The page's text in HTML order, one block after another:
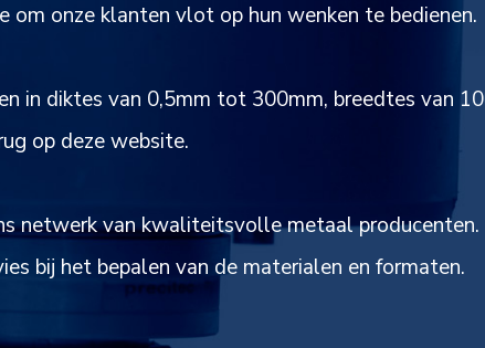
onze klanten vlot op hun wenken te bedienen.
in diktes van 0,5mm tot 300mm, breedtes van
op deze website.
netwerk van kwaliteitsvolle metaal producenten.
bij het bepalen van de materialen en formaten.